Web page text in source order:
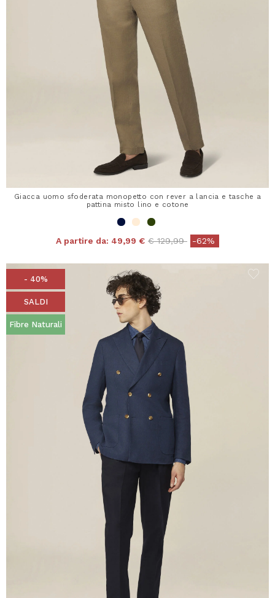
Giacca uomo sfoderata monopetto con rever a lancia e tasche a
pattina misto lino e cotone
A partire da: 49,99 € Price reduced from
€ 129,99to-62%
- 40%
SALDI
Fibre Naturali